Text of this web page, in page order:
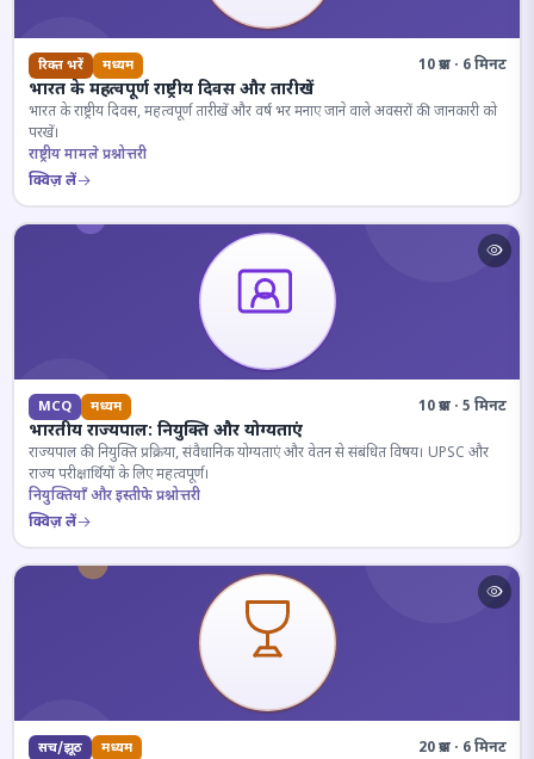
रिक्त भरें मध्यम 10 प्रश्न · 6 मिनट
भारत के महत्वपूर्ण राष्ट्रीय दिवस और तारीखें
भारत के राष्ट्रीय दिवस, महत्वपूर्ण तारीखें और वर्ष भर मनाए जाने वाले अवसरों की जानकारी को
परखें।
राष्ट्रीय मामले प्रश्नोत्तरी
क्विज़ लें
MCQ मध्यम 10 प्रश्न · 5 मिनट
भारतीय राज्यपाल: नियुक्ति और योग्यताएं
राज्यपाल की नियुक्ति प्रक्रिया, संवैधानिक योग्यताएं और वेतन से संबंधित विषय। UPSC और
राज्य परीक्षार्थियों के लिए महत्वपूर्ण।
नियुक्तियाँ और इस्तीफे प्रश्नोत्तरी
क्विज़ लें
सच/झूठ मध्यम 20 प्रश्न · 6 मिनट